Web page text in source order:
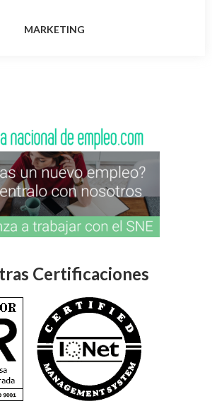
MARKETING
Certificaciones